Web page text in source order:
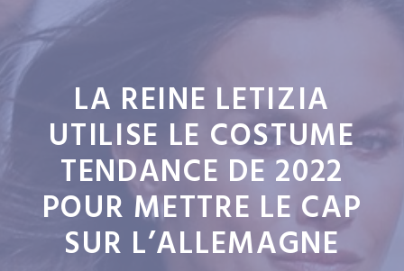
LA REINE LETIZIA
UTILISE LE COSTUME
TENDANCE DE 2022
POUR METTRE LE CAP
SUR L’ALLEMAGNE